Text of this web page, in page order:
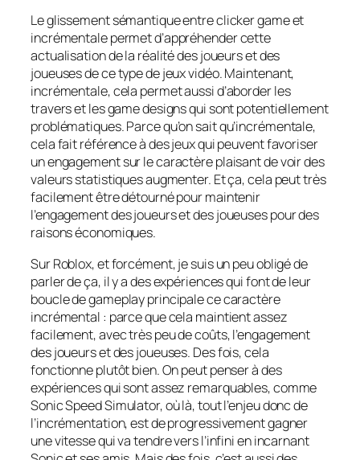
Le glissement sémantique entre clicker game et
incrémentale permet d’appréhender cette
actualisation de la réalité des joueurs et des
joueuses de ce type de jeux vidéo. Maintenant,
incrémentale, cela permet aussi d’aborder les
travers et les game designs qui sont potentiellement
problématiques. Parce qu’on sait qu’incrémentale,
cela fait référence à des jeux qui peuvent favoriser
un engagement sur le caractère plaisant de voir des
valeurs statistiques augmenter. Et ça, cela peut très
facilement être détourné pour maintenir
l’engagement des joueurs et des joueuses pour des
raisons économiques.
Sur Roblox, et forcément, je suis un peu obligé de
parler de ça, il y a des expériences qui font de leur
boucle de gameplay principale ce caractère
incrémental : parce que cela maintient assez
facilement, avec très peu de coûts, l’engagement
des joueurs et des joueuses. Des fois, cela
fonctionne plutôt bien. On peut penser à des
expériences qui sont assez remarquables, comme
Sonic Speed Simulator, où là, tout l’enjeu donc de
l’incrémentation, est de progressivement gagner
une vitesse qui va tendre vers l’infini en incarnant